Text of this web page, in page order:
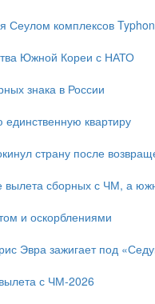
Сеулом комплексов Typhon
Южной Кореи с НАТО
знака в России
квартиру
страну после
вылета сборных с ЧМ, а
и оскорблениями
Эвра зажигает под
с ЧМ-2026